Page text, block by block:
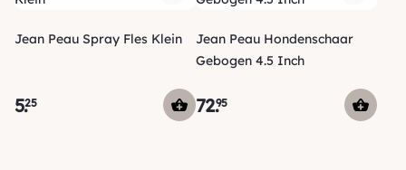
Jean Peau Spray Fles Klein
5.25
Jean Peau Hondenschaar
Gebogen 4.5 Inch
72.95